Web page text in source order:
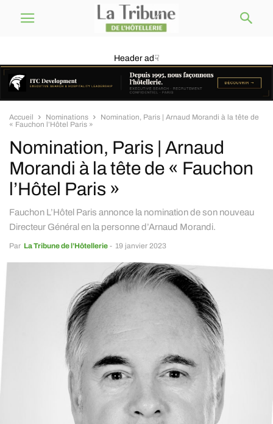
Header ad☟
Accueil Nominations
Nomination, Paris | Arnaud Morandi à la tête de
« Fauchon l’Hôtel Paris »
Nomination, Paris | Arnaud
Morandi à la tête de « Fauchon
l’Hôtel Paris »
Fauchon L’Hôtel Paris annonce la nomination de son nouveau
Directeur Général en la personne d’Arnaud Morandi.
Par La Tribune de l’Hôtellerie - 19 janvier 2023